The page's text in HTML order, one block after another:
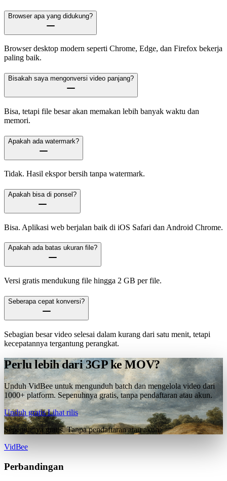
Browser apa yang didukung?
Browser desktop modern seperti Chrome, Edge, dan Firefox bekerja
paling baik.
Bisakah saya mengonversi video panjang?
Bisa, tetapi file besar akan memakan lebih banyak waktu dan
memori.
Apakah ada watermark?
Tidak. Hasil ekspor bersih tanpa watermark.
Apakah bisa di ponsel?
Bisa. Aplikasi web berjalan baik di iOS Safari dan Android Chrome.
Apakah ada batas ukuran file?
Versi gratis mendukung file hingga 2 GB per file.
Seberapa cepat konversi?
Sebagian besar video selesai dalam kurang dari satu menit, tetapi
kecepatannya tergantung perangkat.
Perlu lebih dari 3GP ke MOV?
Unduh VidBee untuk mengunduh batch dan mengelola video dari
1000+ platform. Sepenuhnya gratis, tanpa pendaftaran atau akun.
Unduh gratisLihat rilis
Sepenuhnya gratis. Tanpa pendaftaran atau akun.
VidBee
Perbandingan